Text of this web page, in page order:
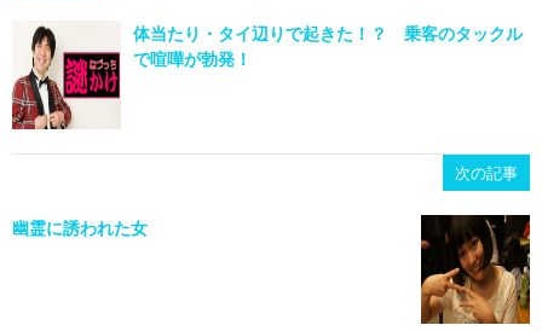
体当たり・タイ辺りで起きた！？ 乗客のタックル
で喧嘩が勃発！
次の記事
幽霊に誘われた女